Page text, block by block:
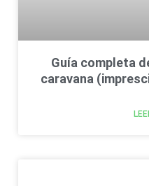
Guía completa
caravana